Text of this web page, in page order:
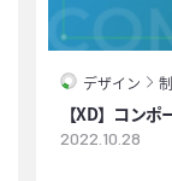
デザイン
【XD】コン
2022.10.28